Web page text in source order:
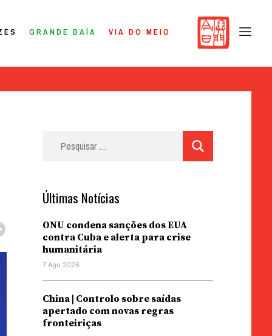
GRANDE BAÍA VIA DO MEIO
Últimas Notícias
ONU condena sanções dos EUA
contra Cuba e alerta para crise
humanitária
7 Ago 2026
China | Controlo sobre saídas
apertado com novas regras
fronteiriças